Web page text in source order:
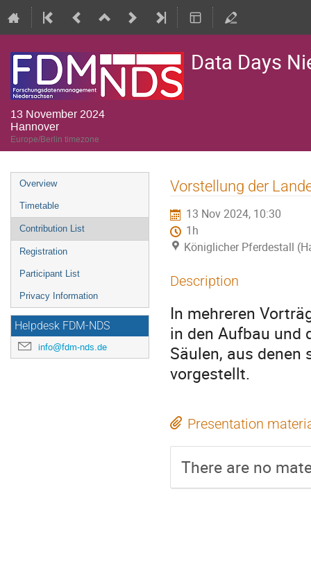
Data Days
13 November 2024
Hannover
Europe/Berlin timezone
Event
menu
Overview
Timetable
Contribution List
Registration
Participant List
Privacy Information
Helpdesk FDM-NDS
info@fdm-nds.de
Vorstellung der
13 Nov 2024, 10:30
1h
Königlicher Pferdestall
Description
In mehreren
in den Aufbau und
Säulen, aus
vorgestellt.
Presentation
There are no